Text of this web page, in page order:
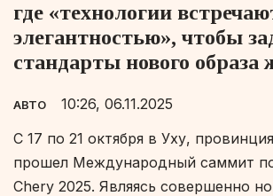
где «технологии
элегантностью», чтобы
стандарты нового образа
АВТО
10:26, 06.11.2025
С 17 по 21 октября в Уху,
прошел Международный саммит
Chery 2025. Являясь совершенно